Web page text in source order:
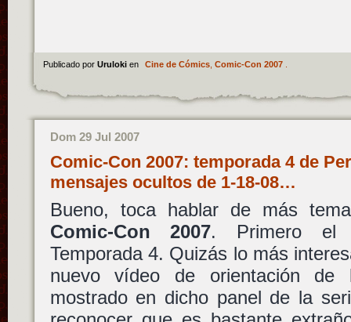
Publicado por Uruloki en Cine de Cómics, Comic-Con 2007.
Dom 29 Jul 2007
Comic-Con 2007: temporada 4 de
mensajes ocultos de 1-18-08…
Bueno, toca hablar de más
Comic-Con 2007. Primero
Temporada 4. Quizás lo más
nuevo vídeo de orientación
mostrado en dicho panel de la